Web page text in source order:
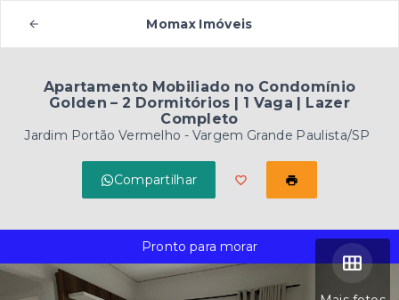
Momax Imóveis
Apartamento Mobiliado no Condomínio
Golden – 2 Dormitórios | 1 Vaga | Lazer
Completo
Jardim Portão Vermelho - Vargem Grande Paulista/SP
Compartilhar
Pronto para morar